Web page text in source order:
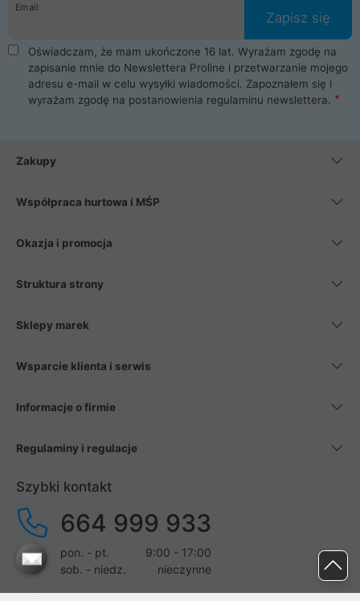
Email
Zapisz się
Oświadczam, że mam ukończone 16 lat. Wyrażam zgodę na
zapisanie mnie do Newslettera Proline i przetwarzanie mojego
adresu e-mail w celu wysyłki wiadomości. Zapoznałem się i
wyrażam zgodę na postanowienia regulaminu newslettera.
Zakupy
Współpraca hurtowa i MŚP
Okazja i promocja
Struktura strony
Sklepy marek
Wsparcie klienta i serwis
Informacje o firmie
Regulaminy i regulacje
Szybki kontakt
664 999 933
pon. - pt.
9:00 - 17:00
sob. - niedz.
nieczynne